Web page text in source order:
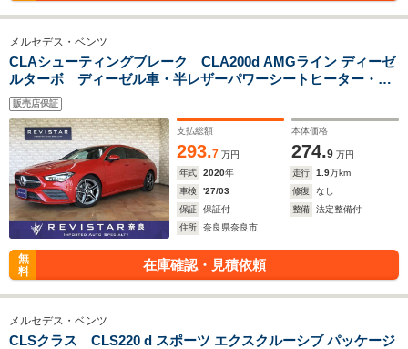
メルセデス・ベンツ
CLAシューティングブレーク CLA200d AMGライン ディーゼ
ルターボ ディーゼル車・半レザーパワーシートヒーター・追
突軽減車・アダクティブクルーズコントロール・ブライドスポ
ット・ヘッドアップディスプレイ・道路標識アシスト・ナビ
TV・ワイヤレス充電・Bluetooth・タイプC・
販売店保証
支払総額
293.7 万円
本体価格
274.9 万円
年式
2020年 走行 1.9万km
車検
'27/03 修復
なし
保証
保証付 整備
法定整備付
住所
奈良県奈良市
無
料
在庫確認・見積依頼
メルセデス・ベンツ
CLSクラス CLS220 d スポーツ エクスクルーシブ パッケージ